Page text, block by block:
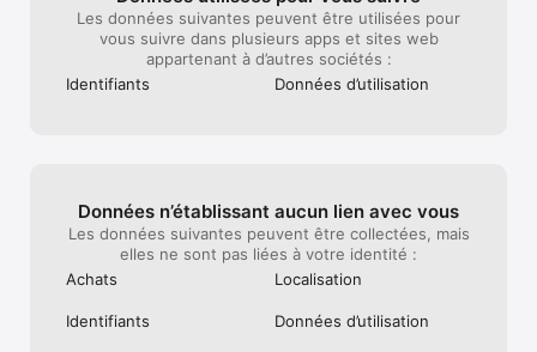
Les données suivantes peuvent être utilisées pour
vous suivre dans plusieurs apps et sites web
appartenant à d’autres sociétés :
Identifiants
Données d’utilisation
Données n’établissant aucun lien avec vous
Les données suivantes peuvent être collectées, mais
elles ne sont pas liées à votre identité :
Achats
Localisation
Identifiants Données d’utilisation